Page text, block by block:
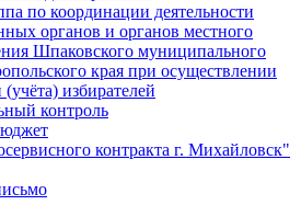
по координации деятельности
органов и органов местного
Шпаковского муниципального
края при осуществлении
избирателей
контроль
контракта г. Михайловск"